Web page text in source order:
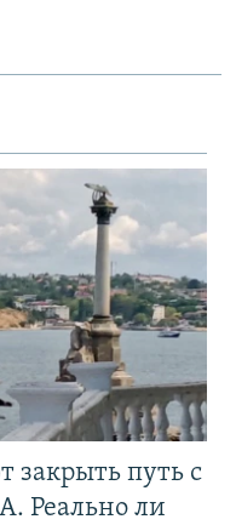
закрыть путь с
Реально ли